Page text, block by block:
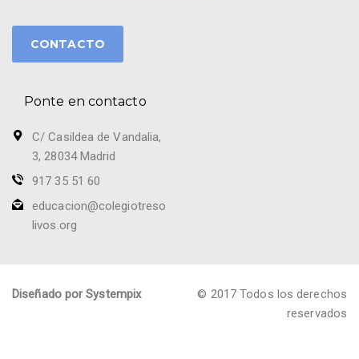
CONTACTO
Ponte en contacto
C/ Casildea de Vandalia,
3, 28034 Madrid
917 35 51 60
educacion@colegiotreso
livos.org
Diseñado por Systempix
© 2017 Todos los derechos
reservados